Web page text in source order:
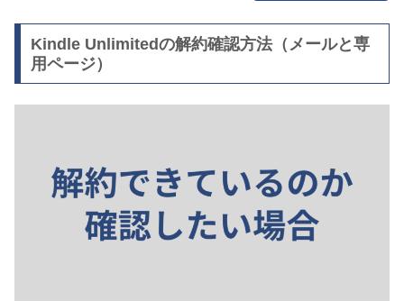
Kindle Unlimitedの解約確認方法（メールと専
用ページ）